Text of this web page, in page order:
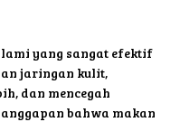
yang sangat efektif
jaringan kulit,
dan mencegah
bahwa makan